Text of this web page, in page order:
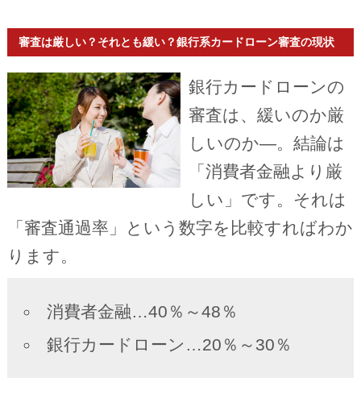
審査は厳しい？それとも緩い？銀行系カードローン審査の現状
銀行カードローンの
審査は、緩いのか厳
しいのか―。結論は
「消費者金融より厳
しい」です。それは
「審査通過率」という数字を比較すればわか
ります。
消費者金融…40％～48％
銀行カードローン…20％～30％